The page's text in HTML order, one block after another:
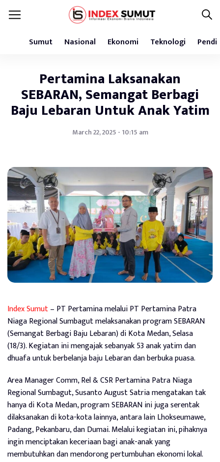
Sumut Nasional Ekonomi Teknologi
Pertamina Laksanakan
SEBARAN, Semangat Berbagi
Baju Lebaran Untuk Anak Yatim
March 22, 2025 - 10:15 am
Index Sumut– PT Pertamina melalui PT Pertamina Patra
Niaga Regional Sumbagut melaksanakan program SEBARAN
(Semangat Berbagi Baju Lebaran) di Kota Medan, Selasa
(18/3). Kegiatan ini mengajak sebanyak 53 anak yatim dan
dhuafa untuk berbelanja baju Lebaran dan berbuka puasa.
Area Manager Comm, Rel & CSR Pertamina Patra Niaga
Regional Sumbagut, Susanto August Satria mengatakan tak
hanya di Kota Medan, program SEBARAN ini juga serentak
dilaksanakan di kota-kota lainnya, antara lain Lhokseumawe,
Padang, Pekanbaru, dan Dumai. Melalui kegiatan ini, pihaknya
ingin menciptakan keceriaan bagi anak-anak yang
membutuhkan dan mendorong pertumbuhan ekonomi lokal.